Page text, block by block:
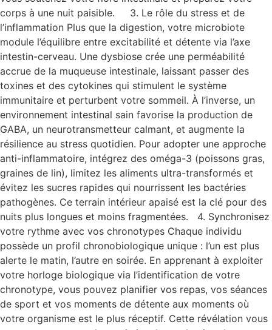
corps à une nuit paisible. 3. Le rôle du stress et de
l’inflammation Plus que la digestion, votre microbiote
module l’équilibre entre excitabilité et détente via l’axe
intestin-cerveau. Une dysbiose crée une perméabilité
accrue de la muqueuse intestinale, laissant passer des
toxines et des cytokines qui stimulent le système
immunitaire et perturbent votre sommeil. À l’inverse, un
environnement intestinal sain favorise la production de
GABA, un neurotransmetteur calmant, et augmente la
résilience au stress quotidien. Pour adopter une approche
anti-inflammatoire, intégrez des oméga-3 (poissons gras,
graines de lin), limitez les aliments ultra-transformés et
évitez les sucres rapides qui nourrissent les bactéries
pathogènes. Ce terrain intérieur apaisé est la clé pour des
nuits plus longues et moins fragmentées. 4. Synchronisez
votre rythme avec vos chronotypes Chaque individu
possède un profil chronobiologique unique : l’un est plus
alerte le matin, l’autre en soirée. En apprenant à exploiter
votre horloge biologique via l’identification de votre
chronotype, vous pouvez planifier vos repas, vos séances
de sport et vos moments de détente aux moments où
votre organisme est le plus réceptif. Cette révélation vous